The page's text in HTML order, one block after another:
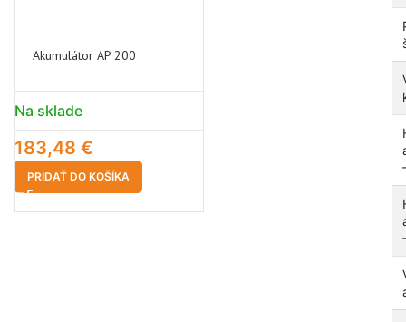
Akumulátor AP 200
Na sklade
183,48 €
PRIDAŤ DO KOŠÍKA